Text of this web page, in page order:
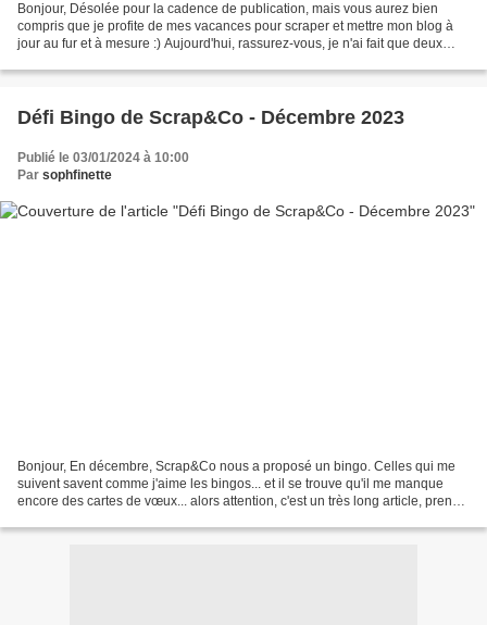
Bonjour, Désolée pour la cadence de publication, mais vous aurez bien
compris que je profite de mes vacances pour scraper et mettre mon blog à
jour au fur et à mesure :) Aujourd'hui, rassurez-vous, je n'ai fait que deux
Défi Bingo de Scrap&Co - Décembre 2023
Publié le 03/01/2024 à 10:00
Par sophfinette
Bonjour, En décembre, Scrap&Co nous a proposé un bingo. Celles qui me
suivent savent comme j'aime les bingos... et il se trouve qu'il me manque
encore des cartes de vœux... alors attention, c'est un très long article, prenez